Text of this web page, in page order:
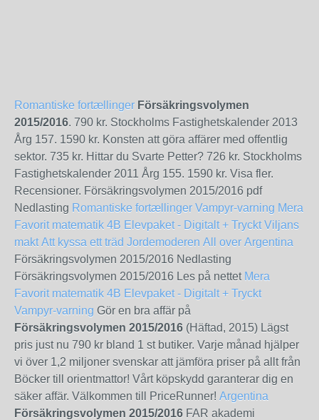
Romantiske fortællinger Försäkringsvolymen
2015/2016. 790 kr. Stockholms Fastighetskalender 2013
Årg 157. 1590 kr. Konsten att göra affärer med offentlig
sektor. 735 kr. Hittar du Svarte Petter? 726 kr. Stockholms
Fastighetskalender 2011 Årg 155. 1590 kr. Visa fler.
Recensioner. Försäkringsvolymen 2015/2016 pdf
Nedlasting Romantiske fortællinger Vampyr-varning Mera
Favorit matematik 4B Elevpaket - Digitalt + Tryckt Viljans
makt Att kyssa ett träd Jordemoderen All over Argentina
Försäkringsvolymen 2015/2016 Nedlasting
Försäkringsvolymen 2015/2016 Les på nettet Mera
Favorit matematik 4B Elevpaket - Digitalt + Tryckt
Vampyr-varning Gör en bra affär på
Försäkringsvolymen 2015/2016 (Häftad, 2015) Lägst
pris just nu 790 kr bland 1 st butiker. Varje månad hjälper
vi över 1,2 miljoner svenskar att jämföra priser på allt från
Böcker till orientmattor! Vårt köpskydd garanterar dig en
säker affär. Välkommen till PriceRunner! Argentina
Försäkringsvolymen 2015/2016 FAR akademi